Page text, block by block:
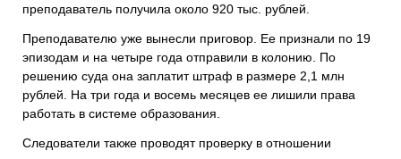
преподаватель получила около 920 тыс. рублей.
Преподавателю уже вынесли приговор. Ее признали по 19
эпизодам и на четыре года отправили в колонию. По
решению суда она заплатит штраф в размере 2,1 млн
рублей. На три года и восемь месяцев ее лишили права
работать в системе образования.
Следователи также проводят проверку в отношении